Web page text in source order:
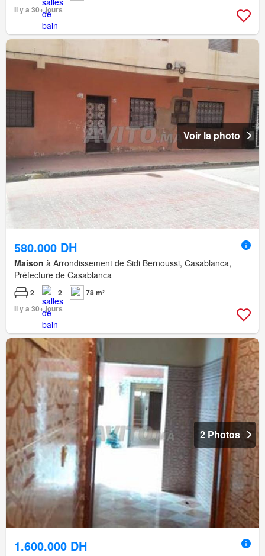
Il y a 30+ jours
Voir la photo
580.000 DH
Maison à Arrondissement de Sidi Bernoussi, Casablanca,
Préfecture de Casablanca
2 2
78 m²
Il y a 30+ jours
2 Photos
1.600.000 DH